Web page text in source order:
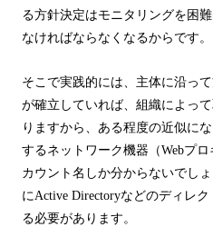
る方針決定はモニタリングを困
なければならなくなるからです。
そこで実践的には、主体に沿っ
が確立していれば、組織によっ
りますから、ある程度の近似にな
するネットワーク機器（Webプロ
カウント名しか分からないでし
に Active Directoryなどのディレ
る必要があります。